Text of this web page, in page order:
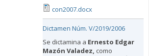
con2007.docx
Dictamen Núm. V/2019/2006
Se dictamina a Ernesto Edgar
Mazón Valadez, como